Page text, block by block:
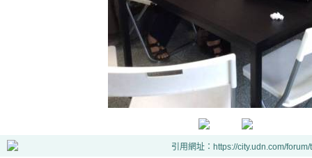
引用網址：https://city.udn.com/